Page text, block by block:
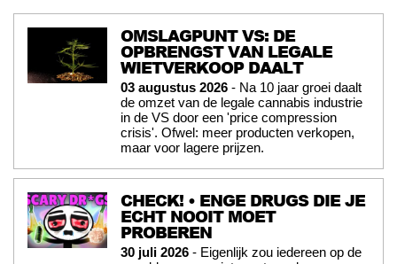
OMSLAGPUNT VS: DE
OPBRENGST VAN LEGALE
WIETVERKOOP DAALT
03 augustus 2026 - Na 10 jaar groei daalt
de omzet van de legale cannabis industrie
in de VS door een 'price compression
crisis'. Ofwel: meer producten verkopen,
maar voor lagere prijzen.
CHECK! • ENGE DRUGS DIE JE
ECHT NOOIT MOET
PROBEREN
30 juli 2026 - Eigenlijk zou iedereen op de